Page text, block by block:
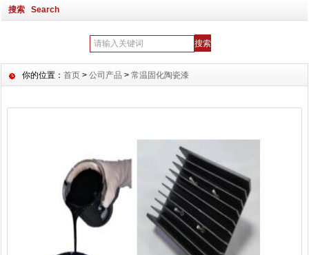
搜索 Search
你的位置：首页 >公司产品 >常温固化陶瓷漆